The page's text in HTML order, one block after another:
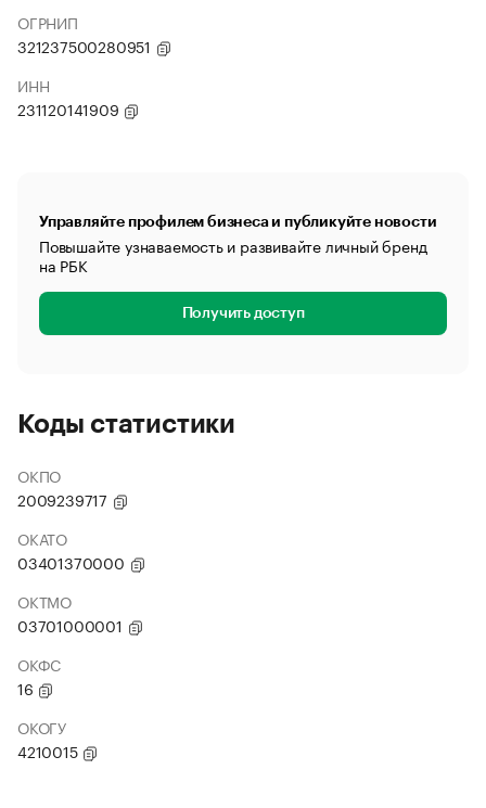
ОГРНИП
321237500280951
ИНН
231120141909
Управляйте профилем бизнеса и публикуйте новости
Повышайте узнаваемость и развивайте личный бренд
на РБК
Получить доступ
Коды статистики
ОКПО
2009239717
ОКАТО
03401370000
ОКТМО
03701000001
ОКФС
16
ОКОГУ
4210015